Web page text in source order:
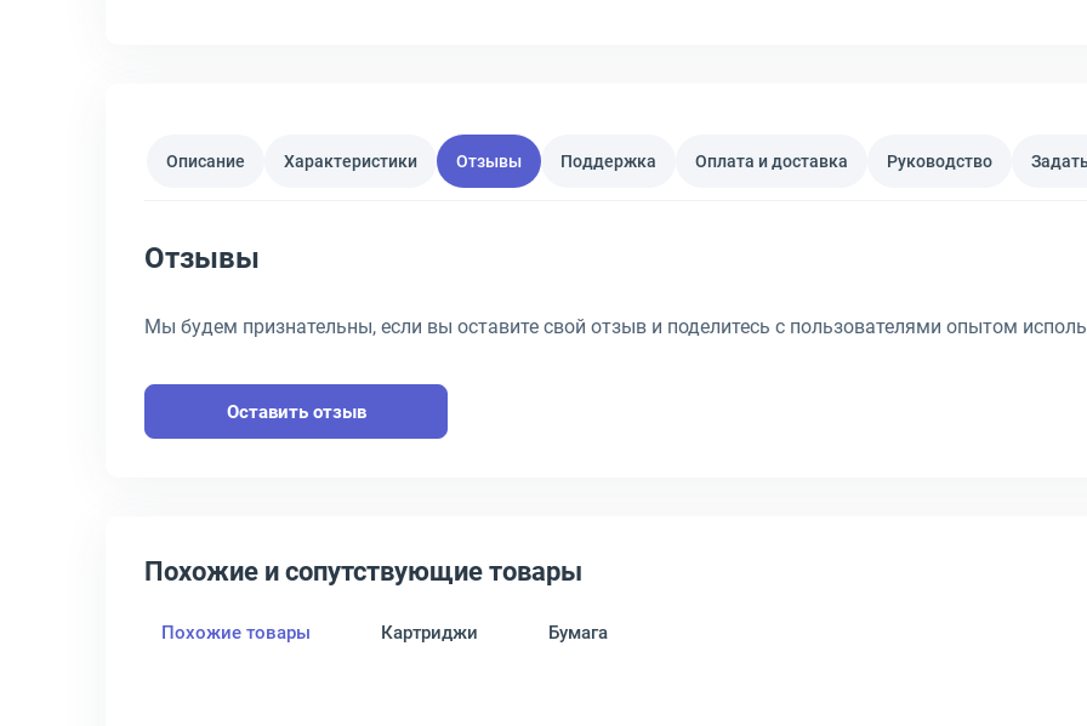
Описание Характеристики Отзывы Поддержка Оплата и доставка Руководство
Отзывы
Мы будем признательны, если вы оставите свой отзыв и поделитесь с пользователями опытом
Оставить отзыв
Похожие и сопутствующие товары
Похожие товары Картриджи Бумага